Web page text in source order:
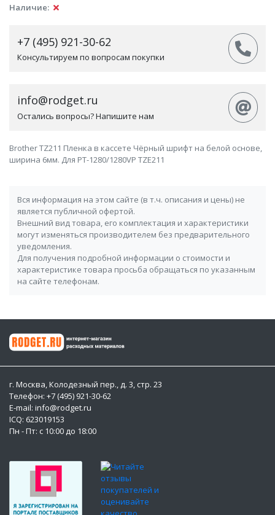
Наличие:
+7 (495) 921-30-62
Консультируем по вопросам покупки
info@rodget.ru
Остались вопросы? Напишите нам
Brother TZ211 Пленка в кассете Чёрный шрифт на белой основе,
ширина 6мм. Для PT-1280/1280VP TZE211
Вся информация на этом сайте (в т.ч. описания и цены) не
является публичной офертой.
Внешний вид товара, его комплектация и характеристики
могут изменяться производителем без предварительного
уведомления.
Для получения подробной информации о стоимости и
характеристике товара просьба обращаться по указанным
на сайте телефонам.
г. Москва, Колодезный пер., д. 3, стр. 23
Телефон: +7 (495) 921-30-62
E-mail: info@rodget.ru
ICQ: 623019153
Пн - Пт: с 10:00 до 18:00